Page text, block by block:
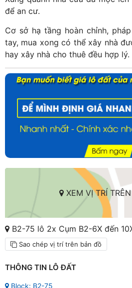
để an cư.
Cơ sở hạ tầng hoàn chỉnh,
tay, mua xong có thể xây nhà
hay xây nhà cho thuê đều hợp lý.
XEM VỊ TRÍ
B2-75 lô 2x Cụm B2-6X đến
Sao chép vị trí trên bản đồ
THÔNG TIN LÔ ĐẤT
Block: B2-75